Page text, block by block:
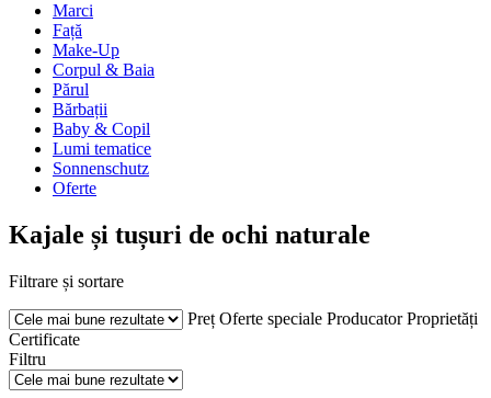
Marci
Față
Make-Up
Corpul & Baia
Părul
Bărbații
Baby & Copil
Lumi tematice
Sonnenschutz
Oferte
Kajale și tușuri de ochi naturale
Filtrare și sortare
Preț Oferte speciale Producator Proprietăți
Certificate
Filtru